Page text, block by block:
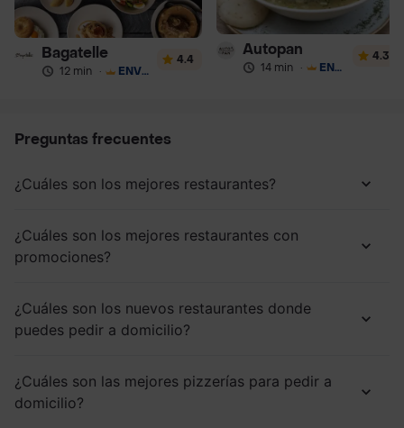
Bagatelle
12 min · ENVÍO GRATIS
4.4
Autopan
14 min · ENVÍO GRATIS
4.3
Preguntas frecuentes
¿Cuáles son los mejores restaurantes?
¿Cuáles son los mejores restaurantes con
promociones?
¿Cuáles son los nuevos restaurantes donde
puedes pedir a domicilio?
¿Cuáles son las mejores pizzerías para pedir a
domicilio?